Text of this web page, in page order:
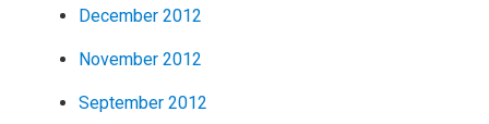
December 2012
November 2012
September 2012